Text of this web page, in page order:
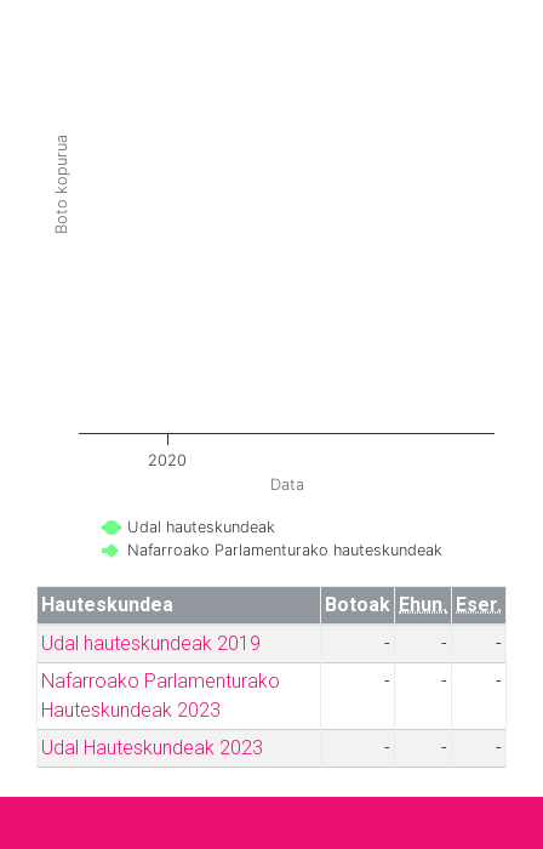
Data
Boto kopurua
Udal hauteskundeak
Nafarroako Parlamenturako hauteskundeak
2020
Hauteskundea Botoak Ehun. Eser.
Udal hauteskundeak 2019
- -
-
Nafarroako Parlamenturako
Hauteskundeak 2023
- - -
Udal Hauteskundeak 2023 - - -